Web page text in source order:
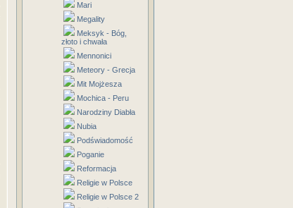
Mari
Megality
Meksyk - Bóg,
złoto i chwała
Mennonici
Meteory - Grecja
Mit Mojżesza
Mochica - Peru
Narodziny Diabła
Nubia
Podświadomość
Poganie
Reformacja
Religie w Polsce
Religie w Polsce 2